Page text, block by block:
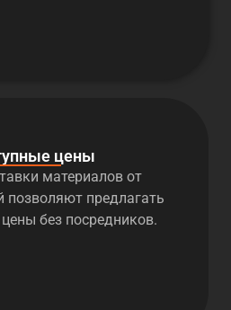
цены
материалов от
позволяют предлагать
без посредников.